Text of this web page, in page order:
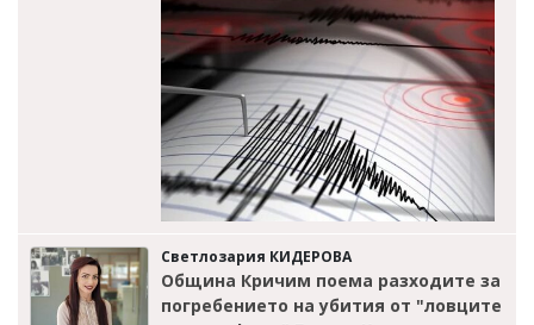
Светлозария КИДЕРОВА
Община Кричим поема разходите за
погребението на убития от "ловците